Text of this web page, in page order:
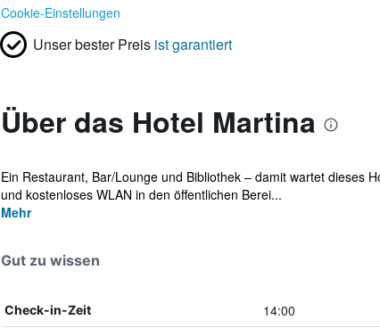
Cookie-Einstellungen
Unser bester Preis ist garantiert
Über das Hotel Martina
Ein Restaurant, Bar/Lounge und Bibliothek – damit wartet dieses
und kostenloses WLAN in den öffentlichen Berei...
Mehr
Gut zu wissen
Check-in-Zeit 14:00